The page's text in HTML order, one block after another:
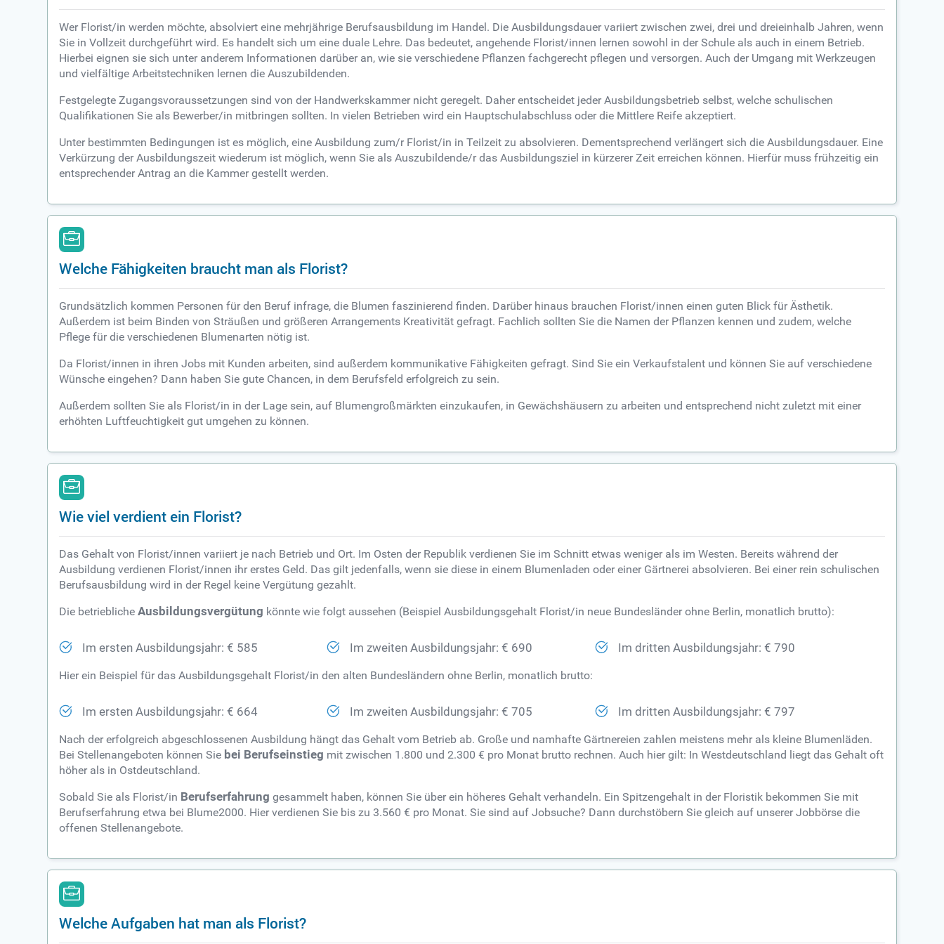
Wer Florist/in werden möchte, absolviert eine mehrjährige Berufsausbildung im Handel. Die Ausbildungsdauer variiert zwischen zwei, drei und dreieinhalb Jahren, wenn
Sie in Vollzeit durchgeführt wird. Es handelt sich um eine duale Lehre. Das bedeutet, angehende Florist/innen lernen sowohl in der Schule als auch in einem Betrieb.
Hierbei eignen sie sich unter anderem Informationen darüber an, wie sie verschiedene Pflanzen fachgerecht pflegen und versorgen. Auch der Umgang mit Werkzeugen
und vielfältige Arbeitstechniken lernen die Auszubildenden.
Festgelegte Zugangsvoraussetzungen sind von der Handwerkskammer nicht geregelt. Daher entscheidet jeder Ausbildungsbetrieb selbst, welche schulischen
Qualifikationen Sie als Bewerber/in mitbringen sollten. In vielen Betrieben wird ein Hauptschulabschluss oder die Mittlere Reife akzeptiert.
Unter bestimmten Bedingungen ist es möglich, eine Ausbildung zum/r Florist/in in Teilzeit zu absolvieren. Dementsprechend verlängert sich die Ausbildungsdauer. Eine
Verkürzung der Ausbildungszeit wiederum ist möglich, wenn Sie als Auszubildende/r das Ausbildungsziel in kürzerer Zeit erreichen können. Hierfür muss frühzeitig ein
entsprechender Antrag an die Kammer gestellt werden.
Welche Fähigkeiten braucht man als Florist?
Grundsätzlich kommen Personen für den Beruf infrage, die Blumen faszinierend finden. Darüber hinaus brauchen Florist/innen einen guten Blick für Ästhetik.
Außerdem ist beim Binden von Sträußen und größeren Arrangements Kreativität gefragt. Fachlich sollten Sie die Namen der Pflanzen kennen und zudem, welche
Pflege für die verschiedenen Blumenarten nötig ist.
Da Florist/innen in ihren Jobs mit Kunden arbeiten, sind außerdem kommunikative Fähigkeiten gefragt. Sind Sie ein Verkaufstalent und können Sie auf verschiedene
Wünsche eingehen? Dann haben Sie gute Chancen, in dem Berufsfeld erfolgreich zu sein.
Außerdem sollten Sie als Florist/in in der Lage sein, auf Blumengroßmärkten einzukaufen, in Gewächshäusern zu arbeiten und entsprechend nicht zuletzt mit einer
erhöhten Luftfeuchtigkeit gut umgehen zu können.
Wie viel verdient ein Florist?
Das Gehalt von Florist/innen variiert je nach Betrieb und Ort. Im Osten der Republik verdienen Sie im Schnitt etwas weniger als im Westen. Bereits während der
Ausbildung verdienen Florist/innen ihr erstes Geld. Das gilt jedenfalls, wenn sie diese in einem Blumenladen oder einer Gärtnerei absolvieren. Bei einer rein schulischen
Berufsausbildung wird in der Regel keine Vergütung gezahlt.
Die betrieblicheAusbildungsvergütung könnte wie folgt aussehen (Beispiel Ausbildungsgehalt Florist/in neue Bundesländer ohne Berlin, monatlich brutto):
Im ersten Ausbildungsjahr: € 585 Im zweiten Ausbildungsjahr: € 690 Im dritten Ausbildungsjahr: € 790
Hier ein Beispiel für das Ausbildungsgehalt Florist/in den alten Bundesländern ohne Berlin, monatlich brutto:
Im ersten Ausbildungsjahr: € 664 Im zweiten Ausbildungsjahr: € 705 Im dritten Ausbildungsjahr: € 797
Nach der erfolgreich abgeschlossenen Ausbildung hängt das Gehalt vom Betrieb ab. Große und namhafte Gärtnereien zahlen meistens mehr als kleine Blumenläden.
Bei Stellenangeboten können Sie bei Berufseinstieg mit zwischen 1.800 und 2.300 € pro Monat brutto rechnen. Auch hier gilt: In Westdeutschland liegt das Gehalt oft
höher als in Ostdeutschland.
Sobald Sie als Florist/in Berufserfahrung gesammelt haben, können Sie über ein höheres Gehalt verhandeln. Ein Spitzengehalt in der Floristik bekommen Sie mit
Berufserfahrung etwa bei Blume2000. Hier verdienen Sie bis zu 3.560 € pro Monat. Sie sind auf Jobsuche? Dann durchstöbern Sie gleich auf unserer Jobbörse die
offenen Stellenangebote.
Welche Aufgaben hat man als Florist?